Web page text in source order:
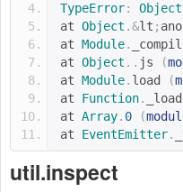
TypeError: Object
at Object .&lt ;
at Module.
at Object .. js (
at Module. load (
at Function. _load
at Array. 0 (
at EventEmitter.
util.inspect